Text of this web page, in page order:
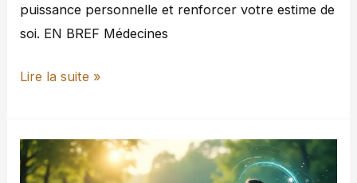
puissance personnelle et renforcer votre estime de
soi. EN BREF Médecines
Lire la suite »
Thérapies
énergétiques